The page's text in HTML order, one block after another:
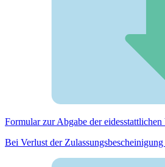
Formular zur Abgabe der
Bei Verlust der